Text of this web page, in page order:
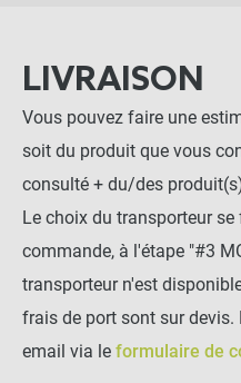
LIVRAISON
Vous pouvez faire une
soit du produit que vous
consulté + du/des
Le choix du transporteur
commande, à l'étape "#3
transporteur n'est
frais de port sont sur devis.
email via le formulaire de